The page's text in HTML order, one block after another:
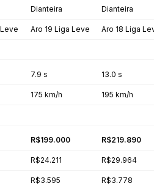
Dianteira Dianteira
Aro 19 Liga Leve Aro 18 Liga
7.9 s 13.0 s
175 km/h 195 km/h
R$199.000 R$219.890
R$24.211 R$29.964
R$3.595 R$3.778